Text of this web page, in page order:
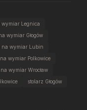
wymiar Legnica
wymiar Głogów
na wymiar Lubin
wymiar Polkowice
wymiar Wrocław
stolarz Głogów